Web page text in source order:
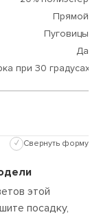
Прямой
Пуговицы
Да
при 30 градусах
✓ Свернуть форму
этой
посадку,